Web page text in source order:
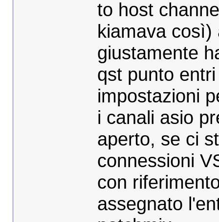
to host
kiamava così)
giustamente
qst punto
impostazioni
i canali asio
aperto, se ci
connessioni
con
assegnato